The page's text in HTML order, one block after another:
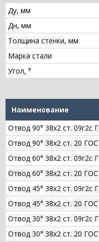
Ду, мм
Дн, мм
Толщина стенки, мм
Марка стали
Угол, °
Наименование
Отвод 90° 38х2 ст. 09г2с
Отвод 90° 38х2 ст. 20
Отвод 60° 38х2 ст. 09г2с
Отвод 60° 38х2 ст. 20
Отвод 45° 38х2 ст. 09г2с
Отвод 45° 38х2 ст. 20
Отвод 30° 38х2 ст. 09г2с
Отвод 30° 38х2 ст. 20